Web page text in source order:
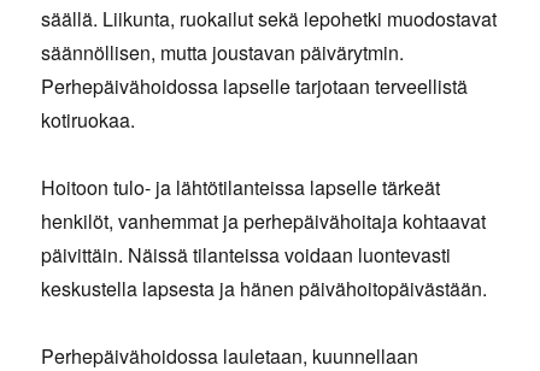
säällä. Liikunta, ruokailut sekä lepohetki muodostavat
säännöllisen, mutta joustavan päivärytmin.
Perhepäivähoidossa lapselle tarjotaan terveellistä
kotiruokaa.
Hoitoon tulo- ja lähtötilanteissa lapselle tärkeät
henkilöt, vanhemmat ja perhepäivähoitaja kohtaavat
päivittäin. Näissä tilanteissa voidaan luontevasti
keskustella lapsesta ja hänen päivähoitopäivästään.
Perhepäivähoidossa lauletaan, kuunnellaan